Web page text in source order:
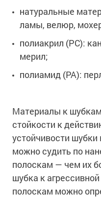
натуральные
ламы, велюр,
полиакрил (РС):
мерил;
полиамид (РА):
Материалы к
стойкости к
устойчивости
можно судить по
полоскам — чем их
шубка к
полоскам можно